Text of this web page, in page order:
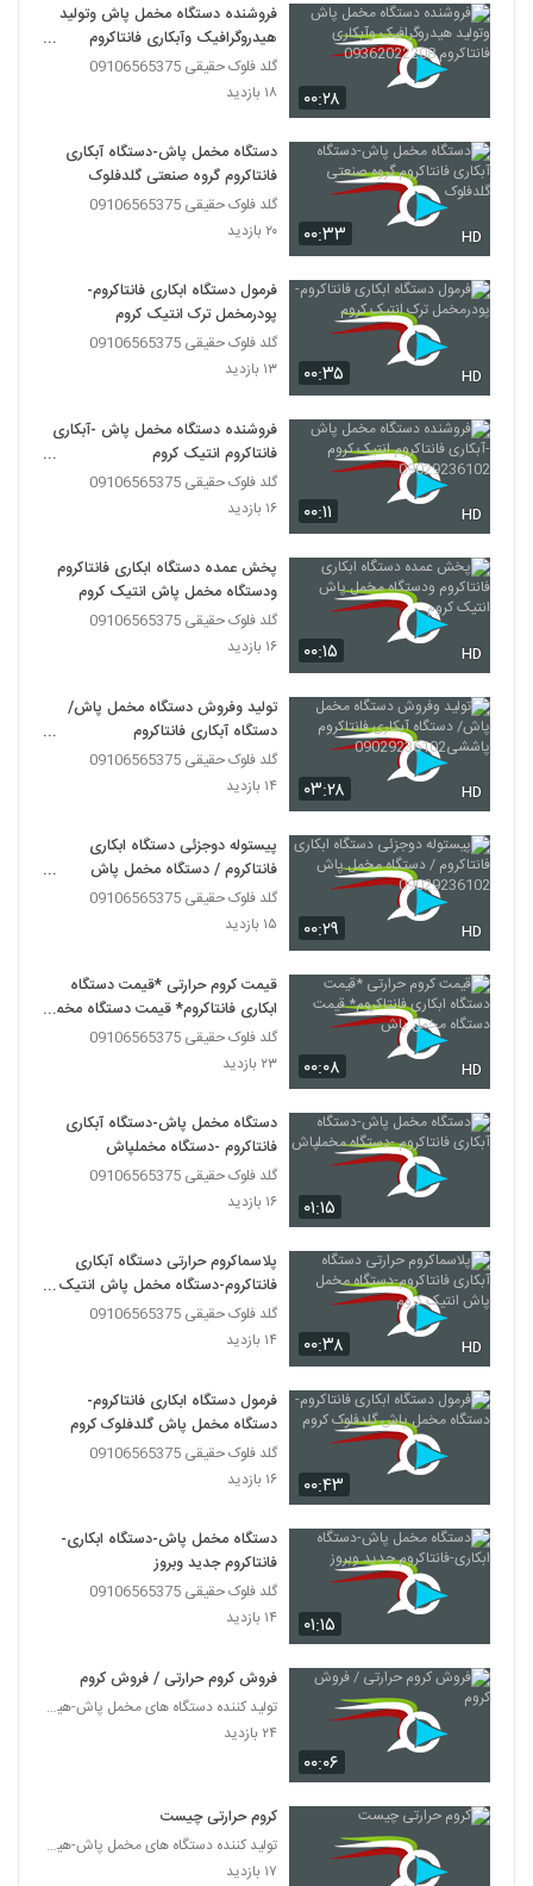
۰۰:۲۸
فروشنده دستگاه مخمل پاش وتولید
هیدروگرافیک وآبکاری فانتاکروم
09362022208
گلد فلوک حقیقی 09106565375
۱۸ بازدید
۰۰:۳۳ HD
دستگاه مخمل پاش-دستگاه آبکاری
فانتاکروم گروه صنعتی گلدفلوک
گلد فلوک حقیقی 09106565375
۲۰ بازدید
۰۰:۳۵ HD
فرمول دستگاه ابکاری فانتاکروم-
پودرمخمل ترک انتیک کروم
گلد فلوک حقیقی 09106565375
۱۳ بازدید
۰۰:۱۱ HD
فروشنده دستگاه مخمل پاش -آبکاری
فانتاکروم انتیک کروم
09029236102
گلد فلوک حقیقی 09106565375
۱۶ بازدید
۰۰:۱۵ HD
پخش عمده دستگاه ابکاری فانتاکروم
ودستگاه مخمل پاش انتیک کروم
گلد فلوک حقیقی 09106565375
۱۶ بازدید
۰۳:۲۸ HD
تولید وفروش دستگاه مخمل پاش/
دستگاه آبکاری فانتاکروم
پاششی09029236102
گلد فلوک حقیقی 09106565375
۱۴ بازدید
۰۰:۲۹ HD
پیستوله دوجزئی دستگاه ابکاری
فانتاکروم / دستگاه مخمل پاش
09029236102
گلد فلوک حقیقی 09106565375
۱۵ بازدید
۰۰:۰۸ HD
قیمت کروم حرارتی *قیمت دستگاه
ابکاری فانتاکروم* قیمت دستگاه مخمل
پاش
گلد فلوک حقیقی 09106565375
۲۳ بازدید
۰۱:۱۵
دستگاه مخمل پاش-دستگاه آبکاری
فانتاکروم -دستگاه مخملپاش
گلد فلوک حقیقی 09106565375
۱۶ بازدید
۰۰:۳۸ HD
پلاسماکروم حرارتی دستگاه آبکاری
فانتاکروم-دستگاه مخمل پاش انتیک
کروم
گلد فلوک حقیقی 09106565375
۱۴ بازدید
۰۰:۴۳
فرمول دستگاه ابکاری فانتاکروم-
دستگاه مخمل پاش گلدفلوک کروم
گلد فلوک حقیقی 09106565375
۱۶ بازدید
۰۱:۱۵
دستگاه مخمل پاش-دستگاه ابکاری-
فانتاکروم جدید وبروز
گلد فلوک حقیقی 09106565375
۱۴ بازدید
۰۰:۰۶
فروش کروم حرارتی / فروش کروم
تولید کننده دستگاه های مخمل پاش-هیدروگرافیک-ابکاری
۲۴ بازدید
کروم حرارتی چیست
تولید کننده دستگاه های مخمل پاش-هیدروگرافیک-ابکاری
۱۷ بازدید